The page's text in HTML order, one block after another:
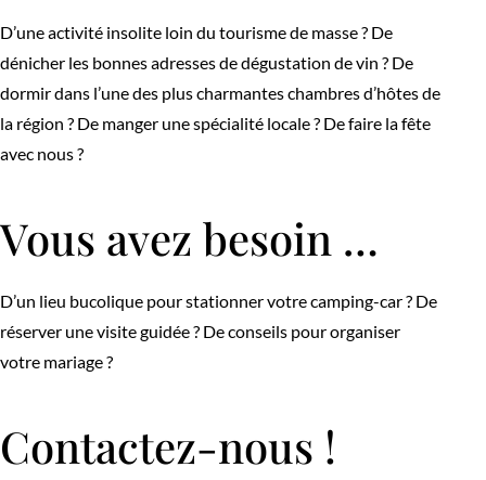
D’une activité insolite loin du tourisme de masse ? De
dénicher les bonnes adresses de dégustation de vin ? De
dormir dans l’une des plus charmantes chambres d’hôtes de
la région ? De manger une spécialité locale ? De faire la fête
avec nous ?
Vous avez besoin …
D’un lieu bucolique pour stationner votre camping-car ? De
réserver une visite guidée ? De conseils pour organiser
votre mariage ?
Contactez-nous !